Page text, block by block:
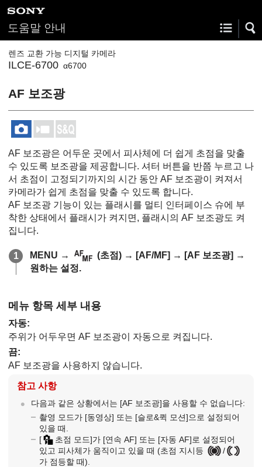
도움말 안내
렌즈 교환 가능 디지털 카메라
ILCE-6700 α6700
AF 보조광
AF 보조광은 어두운 곳에서 피사체에 더 쉽게 초점을 맞출
수 있도록 보조광을 제공합니다. 셔터 버튼을 반쯤 누르고 나
서 초점이 고정되기까지의 시간 동안 AF 보조광이 켜져서
카메라가 쉽게 초점을 맞출 수 있도록 합니다.
AF 보조광 기능이 있는 플래시를 멀티 인터페이스 슈에 부
착한 상태에서 플래시가 켜지면, 플래시의 AF 보조광도 켜
집니다.
MENU → (초점) → [AF/MF] → [AF 보조광] →
원하는 설정.
메뉴 항목 세부 내용
자동:
주위가 어두우면 AF 보조광이 자동으로 켜집니다.
끔:
AF 보조광을 사용하지 않습니다.
참고 사항
다음과 같은 상황에서는 [AF 보조광]을 사용할 수 없습니다:
촬영 모드가 [동영상] 또는 [슬로&퀵 모션]으로 설정되어
있을 때.
[
초점 모드]가 [연속 AF] 또는 [자동 AF]로 설정되어
있고 피사체가 움직이고 있을 때 (초점 지시등
/
가 점등할 때).